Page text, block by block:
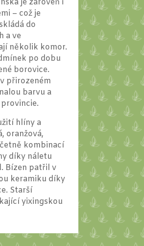
– což je
do
a ve
několik komor.
po dobu
borovice.
přirozeném
barvu a
hlíny a
oranžová,
kombinací
díky náletu
Bízen patřil v
keramiku díky
Starší
yixingskou